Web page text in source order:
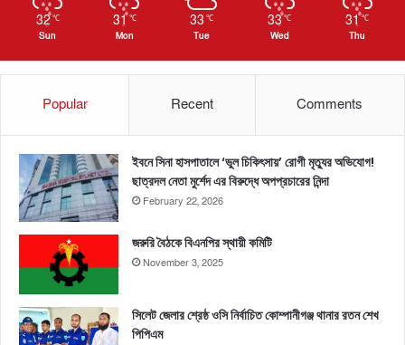
32 ℃
Sun
31 ℃
Mon
33 ℃
Tue
33℃
Wed
31℃
Thu
Popular Recent Comments
ইবনে সিনা হাসপাতালে ‘ভুল চিকিৎসায়’ রোগী মৃত্যুর অভিযোগ!
ছাত্রদল নেতা মুর্শেদ এর বিরুদ্ধে অপপ্রচারের নিন্দা
February 22, 2026
জরুরি বৈঠকে বিএনপির স্থায়ী কমিটি
November 3, 2025
সিলেট জেলার শ্রেষ্ঠ ওসি নির্বাচিত কোম্পানীগঞ্জ থানার রতন শেখ
পিপিএম